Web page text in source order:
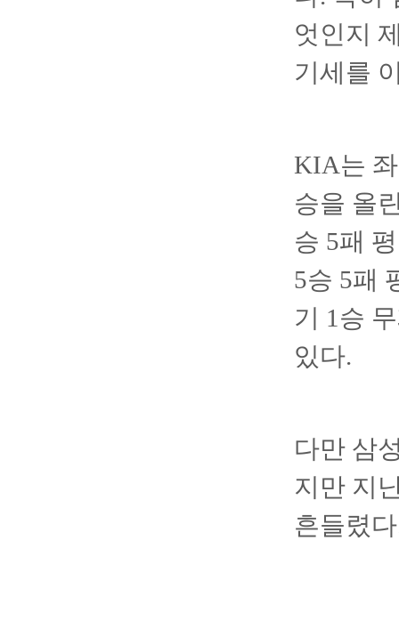
엇인지
기세를
KIA는
승을 올
승 5패
5승 5패
기 1승
있다.
다만 삼
지만 지
흔들렸